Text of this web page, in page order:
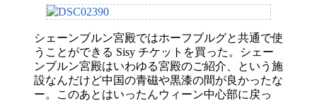
シェーンブルン宮殿ではホーフブルグと共通で使
うことができる Sisy チケットを買った。シェー
ンブルン宮殿はいわゆる宮殿のご紹介、という施
設なんだけど中国の青磁や黒漆の間が良かったな
ー。このあとはいったんウィーン中心部に戻っ